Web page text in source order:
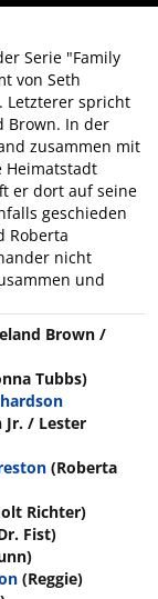
Serie "Family
von Seth
Letzterer spricht
Brown. In der
zusammen mit
Heimatstadt
er dort auf seine
geschieden
Roberta
nicht
und
Brown /
Tubbs)
Jr. / Lester
(Roberta
Richter)
Fist)
(Reggie)